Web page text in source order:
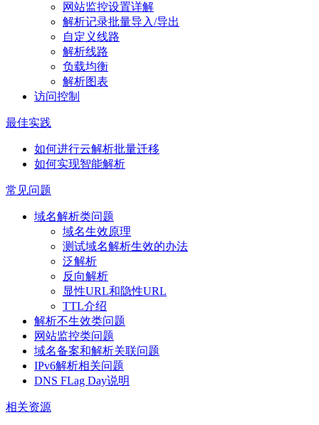
网站监控设置详解
解析记录批量导入/导出
自定义线路
解析线路
负载均衡
解析图表
访问控制
最佳实践
如何进行云解析批量迁移
如何实现智能解析
常见问题
域名解析类问题
域名生效原理
测试域名解析生效的办法
泛解析
反向解析
显性URL和隐性URL
TTL介绍
解析不生效类问题
网站监控类问题
域名备案和解析关联问题
IPv6解析相关问题
DNS FLag Day说明
相关资源